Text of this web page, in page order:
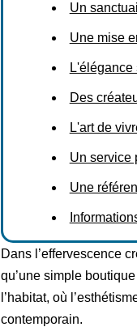
Un
Une mise
Des
L'art de
Un service
Une
Dans l’effervescence
qu’une simple
l’habitat, où
contemporain.